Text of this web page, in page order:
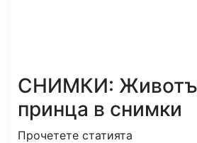
СНИМКИ:
принца в снимки
Прочетете статията